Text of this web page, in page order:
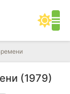
(1979)